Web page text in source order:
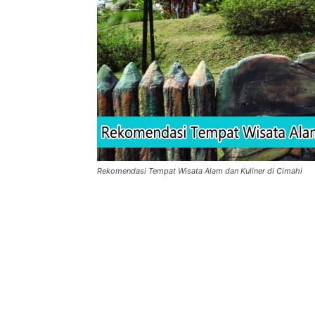
Rekomendasi Tempat Wisata Alam dan Kuliner di Cimahi